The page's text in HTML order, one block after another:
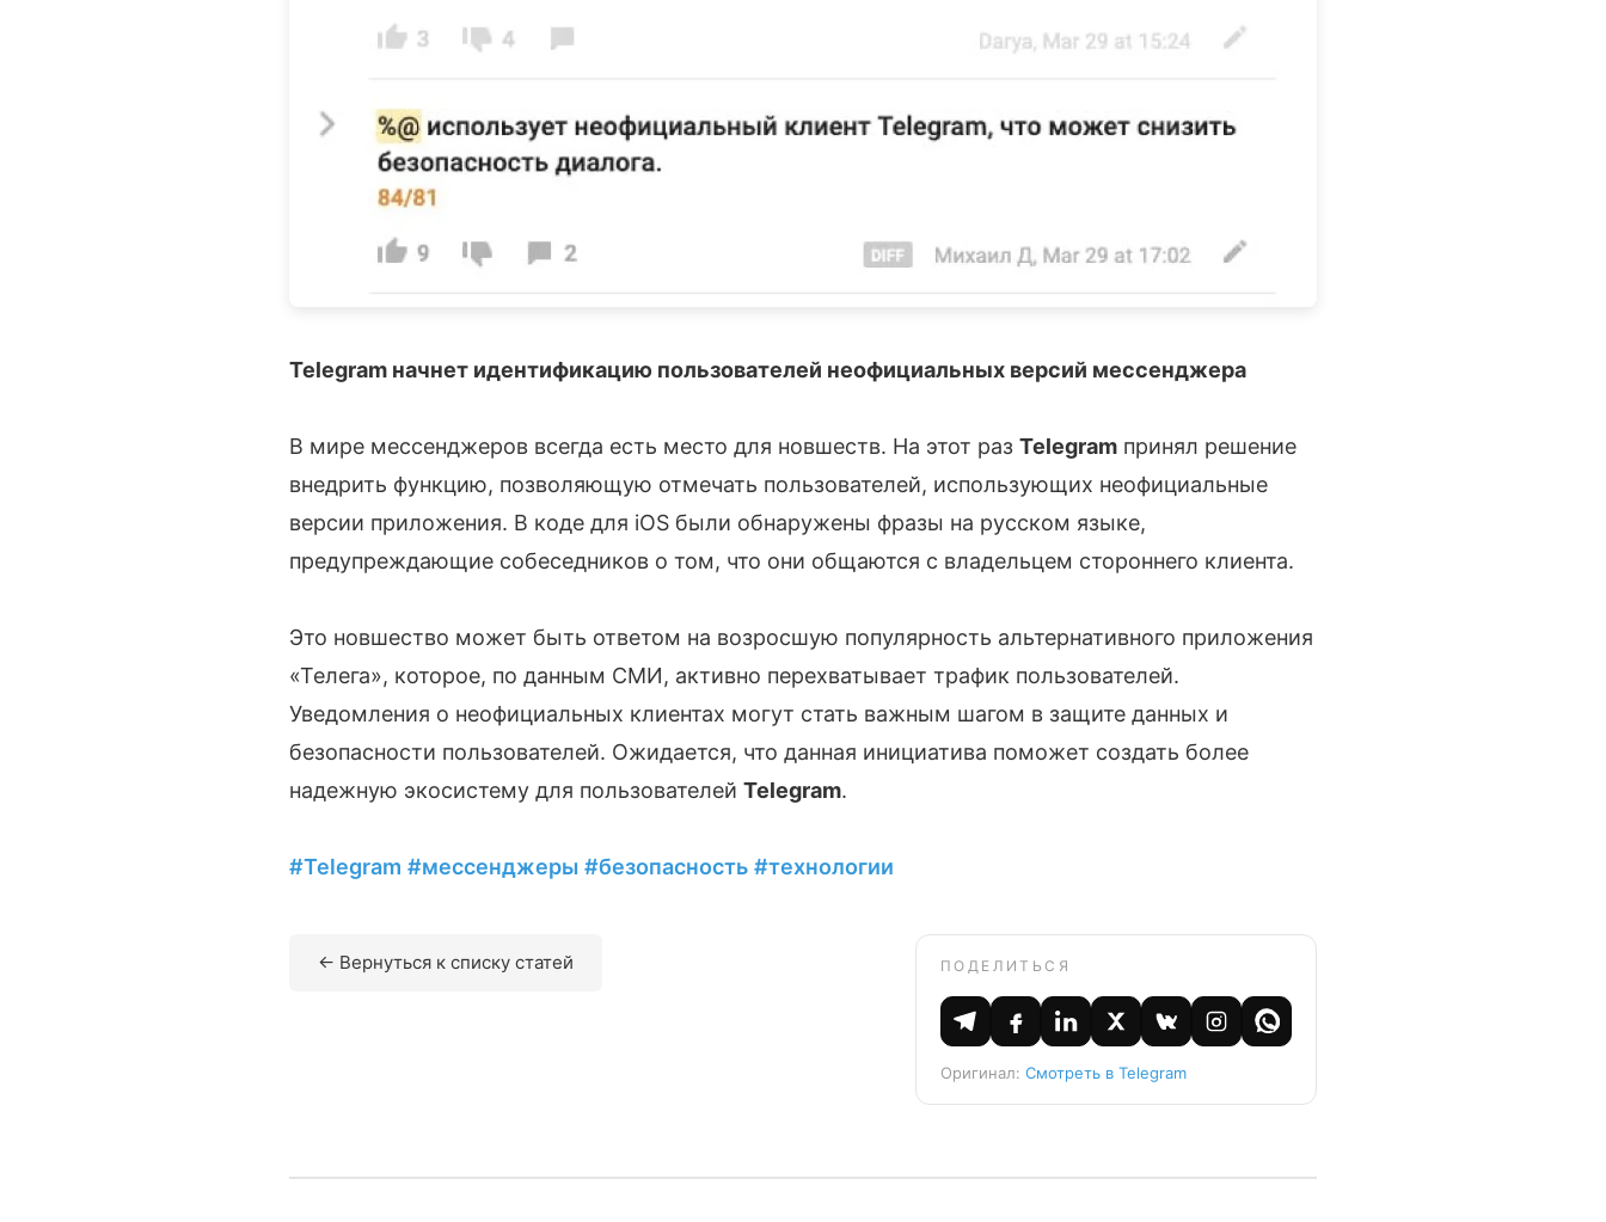
Telegram начнет идентификацию пользователей неофициальных версий мессенджера
В мире мессенджеров всегда есть место для новшеств. На этот раз Telegram принял решение
внедрить функцию, позволяющую отмечать пользователей, использующих неофициальные
версии приложения. В коде для iOS были обнаружены фразы на русском языке,
предупреждающие собеседников о том, что они общаются с владельцем стороннего клиента.
Это новшество может быть ответом на возросшую популярность альтернативного приложения
«Телега», которое, по данным СМИ, активно перехватывает трафик пользователей.
Уведомления о неофициальных клиентах могут стать важным шагом в защите данных и
безопасности пользователей. Ожидается, что данная инициатива поможет создать более
надежную экосистему для пользователей Telegram.
#Telegram #мессенджеры #безопасность #технологии
← Вернуться к списку статей ПОДЕЛИТЬСЯ
Оригинал: Смотреть в Telegram